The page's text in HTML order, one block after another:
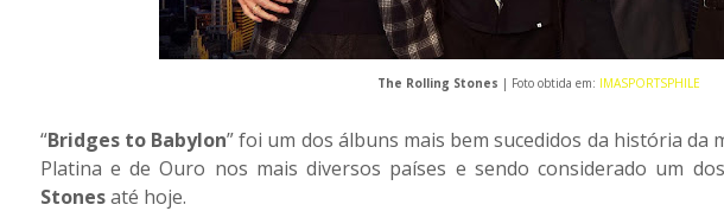
The Rolling Stones | Foto obtida em: IMASPORTSPHILE
“Bridges to Babylon” foi um dos álbuns mais bem sucedidos da história da
Platina e de Ouro nos mais diversos países e sendo considerado um
Stonesaté hoje.